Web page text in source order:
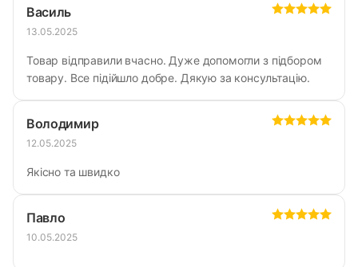
Василь
13.05.2025
Товар відправили вчасно. Дуже допомогли з підбором
товару. Все підійшло добре. Дякую за консультацію.
Володимир
12.05.2025
Якісно та швидко
Павло
10.05.2025